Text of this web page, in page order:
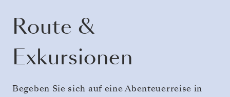
Route &
Exkursionen
Begeben Sie sich auf eine Abenteuerreise in